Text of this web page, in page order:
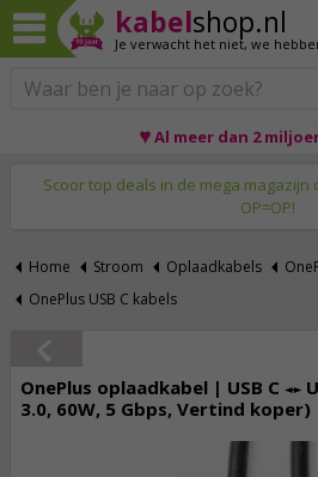
kabelshop.nl
Je verwacht het niet, we
♥ Al meer dan 2
Scoor top deals in de mega magazijn
OP=OP!
Home Stroom Oplaadkabels
OnePlus USB C kabels
OnePlus oplaadkabel | USB C ↔
3.0, 60W, 5 Gbps, Vertind koper)